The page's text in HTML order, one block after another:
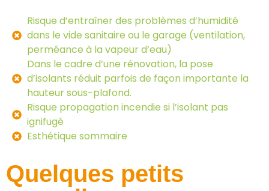
Risque d’entraîner des problèmes d’humidité
dans le vide sanitaire ou le garage (ventilation,
perméance à la vapeur d’eau)
Dans le cadre d’une rénovation, la pose
d’isolants réduit parfois de façon importante la
hauteur sous-plafond.
Risque propagation incendie si l’isolant pas
ignifugé
Esthétique sommaire
Quelques petits